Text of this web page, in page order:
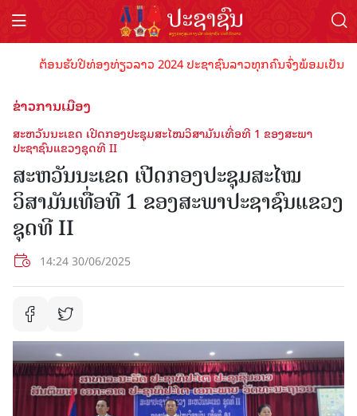
ຕ້ອນຮັບປີທ່ອງທ່ຽວລາວ 2024 ປະຊາຊົນລາວທຸກຄົນຈົ່ງພ້ອມເປັນເຈົ້
ຂ່າວການເມືອງ
ສະຫວັນນະເຂດ ເປີດກອງປະຊຸມສະໄໝວິສາມັນເທື່ອທີ 1 ຂອງສະພາ
ປະຊາຊົນແຂວງຊຸດທີ II
ສະຫວັນນະເຂດ ເປີດກອງປະຊຸມສະໄໝ
ວິສາມັນເທື່ອທີ 1 ຂອງສະພາປະຊາຊົນແຂວງ
ຊຸດທີ II
14:24 30/06/2025